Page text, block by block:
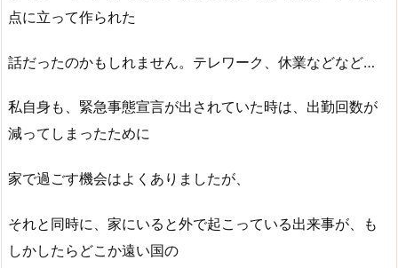
点に立って作られた
話だったのかもしれません。テレワーク、休業などなど…
私自身も、緊急事態宣言が出されていた時は、出勤回数が
減ってしまったために
家で過ごす機会はよくありましたが、
それと同時に、家にいると外で起こっている出来事が、も
しかしたらどこか遠い国の